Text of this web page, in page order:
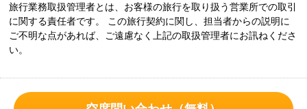
旅行業務取扱管理者とは、お客様の旅行を取り扱う営業所での取引
に関する責任者です。 この旅行契約に関し、担当者からの説明に
ご不明な点があれば、ご遠慮なく上記の取扱管理者にお訊ねくださ
い。